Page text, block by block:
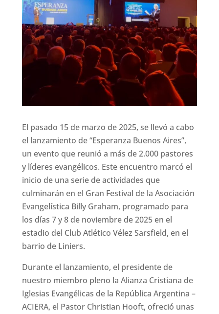
El pasado 15 de marzo de 2025, se llevó a cabo
el lanzamiento de “Esperanza Buenos Aires”,
un evento que reunió a más de 2.000 pastores
y líderes evangélicos. Este encuentro marcó el
inicio de una serie de actividades que
culminarán en el Gran Festival de la Asociación
Evangelística Billy Graham, programado para
los días 7 y 8 de noviembre de 2025 en el
estadio del Club Atlético Vélez Sarsfield, en el
barrio de Liniers.
Durante el lanzamiento, el presidente de
nuestro miembro pleno la Alianza Cristiana de
Iglesias Evangélicas de la República Argentina –
ACIERA, el Pastor Christian Hooft, ofreció unas